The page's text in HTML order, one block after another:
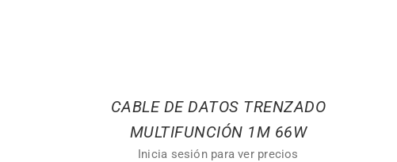
CABLE DE DATOS TRENZADO
MULTIFUNCIÓN 1M 66W
Inicia sesión para ver precios